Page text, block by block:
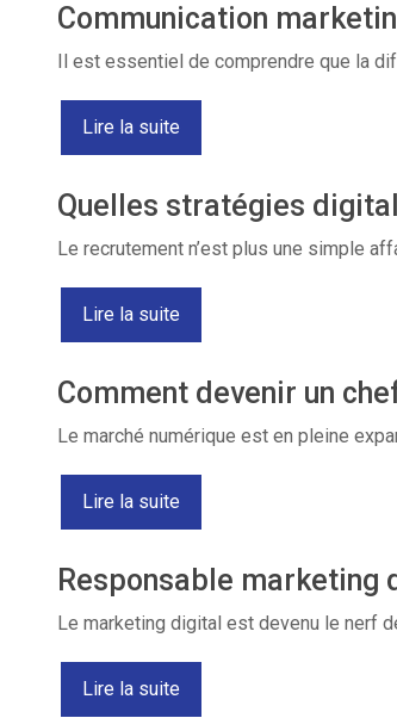
Communication
Il est essentiel de comprendre que la
Lire la suite
Quelles stratégies
Le recrutement n’est plus une simple
Lire la suite
Comment devenir un
Le marché numérique est en pleine
Lire la suite
Responsable marketing
Le marketing digital est devenu le nerf
Lire la suite